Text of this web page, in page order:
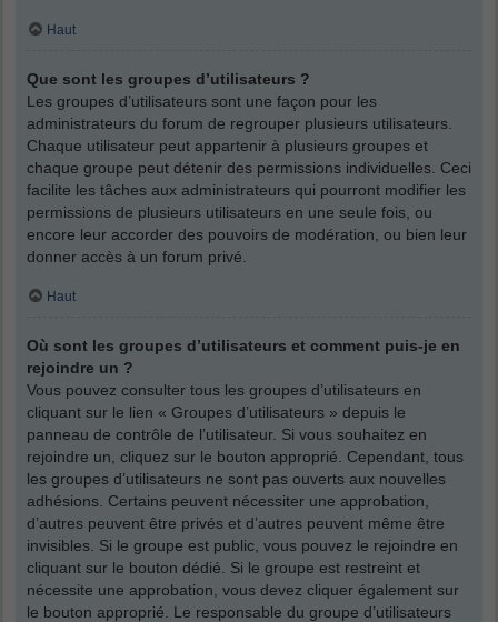
Haut
Que sont les groupes d’utilisateurs ?
Les groupes d’utilisateurs sont une façon pour les
administrateurs du forum de regrouper plusieurs utilisateurs.
Chaque utilisateur peut appartenir à plusieurs groupes et
chaque groupe peut détenir des permissions individuelles. Ceci
facilite les tâches aux administrateurs qui pourront modifier les
permissions de plusieurs utilisateurs en une seule fois, ou
encore leur accorder des pouvoirs de modération, ou bien leur
donner accès à un forum privé.
Haut
Où sont les groupes d’utilisateurs et comment puis-je en
rejoindre un ?
Vous pouvez consulter tous les groupes d’utilisateurs en
cliquant sur le lien « Groupes d’utilisateurs » depuis le
panneau de contrôle de l’utilisateur. Si vous souhaitez en
rejoindre un, cliquez sur le bouton approprié. Cependant, tous
les groupes d’utilisateurs ne sont pas ouverts aux nouvelles
adhésions. Certains peuvent nécessiter une approbation,
d’autres peuvent être privés et d’autres peuvent même être
invisibles. Si le groupe est public, vous pouvez le rejoindre en
cliquant sur le bouton dédié. Si le groupe est restreint et
nécessite une approbation, vous devez cliquer également sur
le bouton approprié. Le responsable du groupe d’utilisateurs